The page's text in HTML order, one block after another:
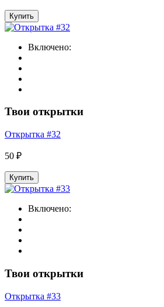
Купить
Включено:
Твои открытки
Открытка #32
50 ₽
Купить
Включено:
Твои открытки
Открытка #33